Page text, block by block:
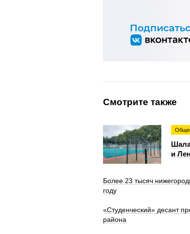
Смотрите также
и
Более 23 тысяч
году
«Студенческий» десант
района